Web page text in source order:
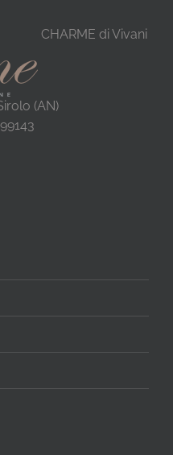
CHARME di Vivani
(AN)